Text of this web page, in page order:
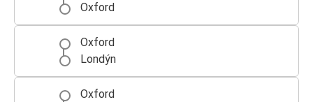
Oxford
Oxford
Londýn
Oxford